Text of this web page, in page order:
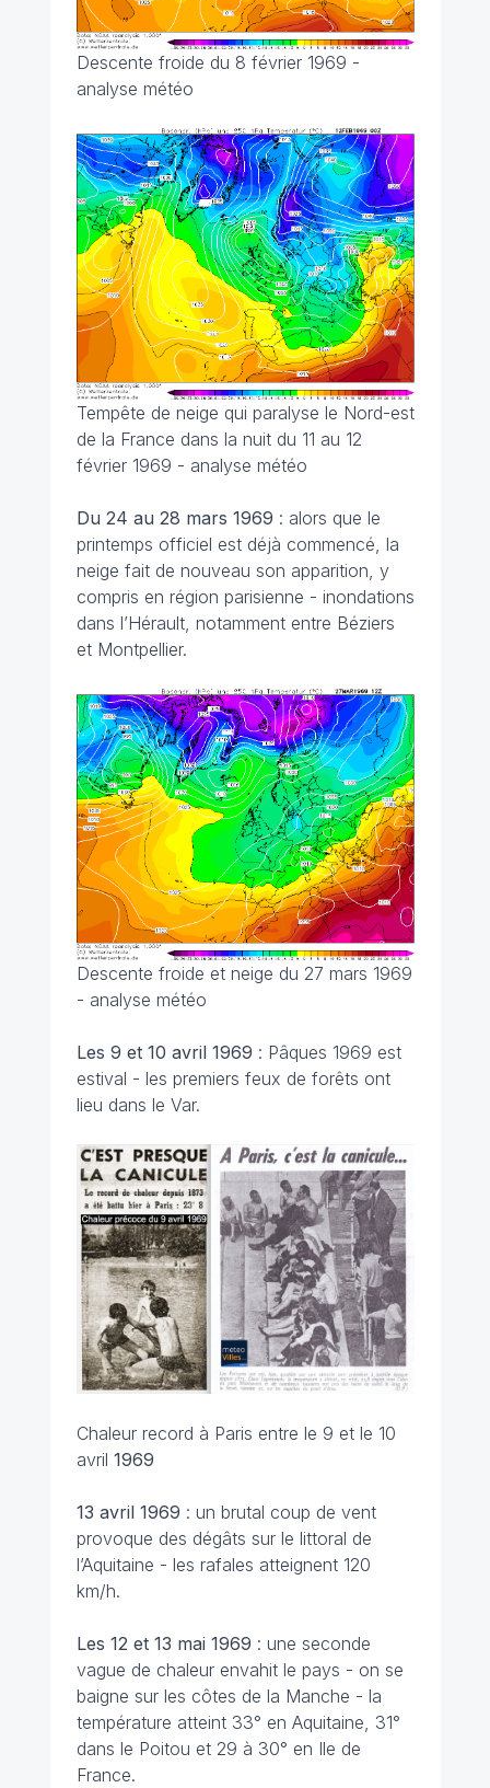
Descente froide du 8 février 1969 -
analyse météo
Tempête de neige qui paralyse le Nord-est
de la France dans la nuit du 11 au 12
février 1969 - analyse météo
Du 24 au 28 mars 1969 : alors que le
printemps officiel est déjà commencé, la
neige fait de nouveau son apparition, y
compris en région parisienne - inondations
dans l’Hérault, notamment entre Béziers
et Montpellier.
Descente froide et neige du 27 mars 1969
- analyse météo
Les 9 et 10 avril 1969 : Pâques 1969 est
estival - les premiers feux de forêts ont
lieu dans le Var.
Chaleur record à Paris entre le 9 et le 10
avril 1969
13 avril 1969 : un brutal coup de vent
provoque des dégâts sur le littoral de
l’Aquitaine - les rafales atteignent 120
km/h.
Les 12 et 13 mai 1969 : une seconde
vague de chaleur envahit le pays - on se
baigne sur les côtes de la Manche - la
température atteint 33° en Aquitaine, 31°
dans le Poitou et 29 à 30° en Ile de
France.